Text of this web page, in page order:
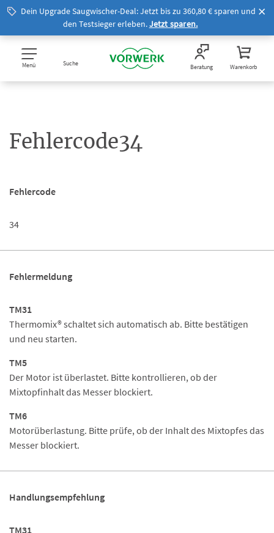
Dein Upgrade Saugwischer-Deal: Jetzt bis zu 360,80 € sparen und
den Testsieger erleben.Jetzt sparen.
Menü Suche Beratung Warenkorb
Fehlercode34
Fehlercode
34
Fehlermeldung
TM31
Thermomix® schaltet sich automatisch ab. Bitte bestätigen
und neu starten.
TM5
Der Motor ist überlastet. Bitte kontrollieren, ob der
Mixtopfinhalt das Messer blockiert.
TM6
Motorüberlastung. Bitte prüfe, ob der Inhalt des Mixtopfes das
Messer blockiert.
Handlungsempfehlung
TM31